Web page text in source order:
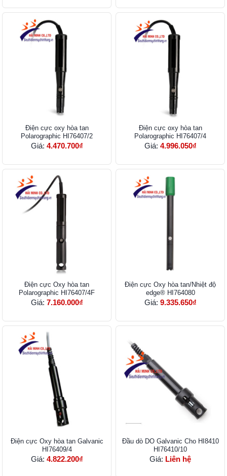
Điện cực oxy hòa tan
Polarographic HI76407/2
Giá: 4.470.700₫
Điện cực oxy hòa tan
Polarographic HI76407/4
Giá: 4.996.050₫
Điện cực Oxy hòa tan
Polarographic HI76407/4F
Giá: 7.160.000₫
Điện cực Oxy hòa tan/Nhiệt độ
edge® HI764080
Giá: 9.335.650₫
Điện cực Oxy hòa tan Galvanic
HI76409/4
Giá: 4.822.200₫
Đầu dò DO Galvanic Cho HI8410
HI76410/10
Giá: Liên hệ